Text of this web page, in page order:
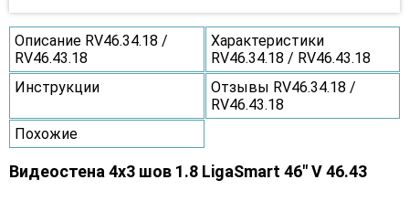
Описание RV46.34.18 /
RV46.43.18
Характеристики
RV46.34.18 / RV46.43.18
Инструкции
Отзывы RV46.34.18 /
RV46.43.18
Похожие
Видеостена 4x3 шов 1.8 LigaSmart 46" V 46.43